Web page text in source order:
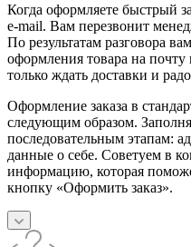
Когда оформляете быстрый
e-mail. Вам перезвонит
По результатам разговора
оформления товара на
только ждать доставки и
Оформление заказа в
следующим образом.
последовательным этапам:
данные о себе. Советуем в
информацию, которая
кнопку «Оформить заказ».